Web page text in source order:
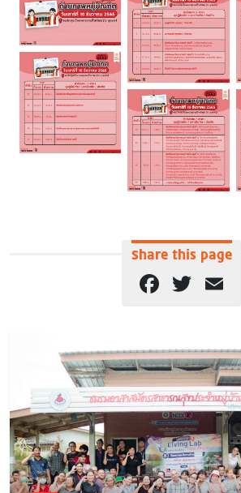
Share this page
Facebook
Twitter